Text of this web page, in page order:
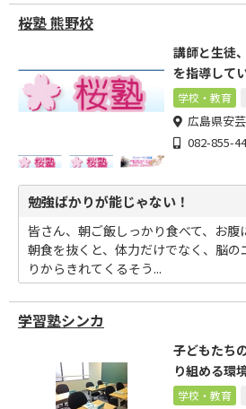
桜塾 熊野校
講師と生徒
を指導して
時受付中！
学校・教育
広島県安
082-855-
勉強ばかりが能じゃない！
皆さん、朝ご飯しっかり食べて、お腹
朝食を抜くと、体力だけでなく、脳
りからきれてくるそう...
学習塾シンカ
子どもたち
り組める環
学校・教育